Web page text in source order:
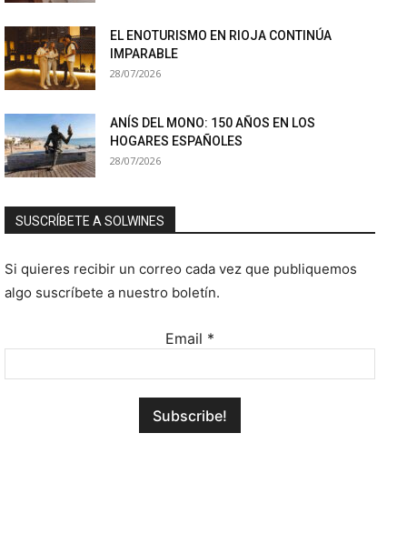
EL ENOTURISMO EN RIOJA CONTINÚA
IMPARABLE
28/07/2026
ANÍS DEL MONO: 150 AÑOS EN LOS
HOGARES ESPAÑOLES
28/07/2026
SUSCRÍBETE A SOLWINES
Si quieres recibir un correo cada vez que publiquemos
algo suscríbete a nuestro boletín.
Email *